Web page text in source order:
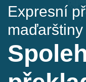
Expresní
maďarštiny